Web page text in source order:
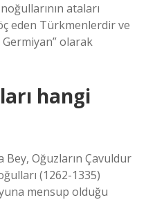
ataları
eden Türkmenlerdir ve
olarak
hangi
Bey, Oğuzların Çavuldur
(1262-1335)
mensup olduğu